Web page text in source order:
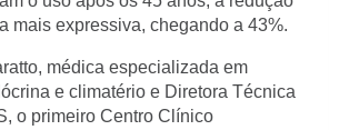
mais expressiva, chegando a 43%.
médica especializada em
e climatério e Diretora Técnica
o primeiro Centro Clínico